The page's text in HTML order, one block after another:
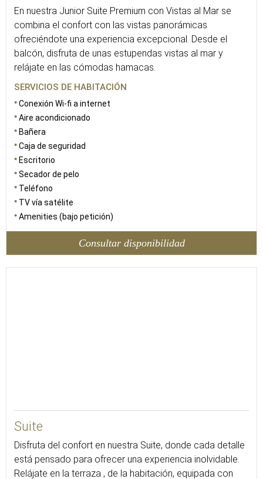
En nuestra Junior Suite Premium con Vistas al Mar se
combina el confort con las vistas panorámicas
ofreciéndote una experiencia excepcional. Desde el
balcón, disfruta de unas estupendas vistas al mar y
relájate en las cómodas hamacas.
SERVICIOS DE HABITACIÓN
Conexión Wi-fi a internet
Aire acondicionado
Bañera
Caja de seguridad
Escritorio
Secador de pelo
Teléfono
TV vía satélite
Amenities (bajo petición)
Consultar disponibilidad
Suite
Disfruta del confort en nuestra Suite, donde cada detalle
está pensado para ofrecer una experiencia inolvidable.
Relájate en la terraza , de la habitación, equipada con